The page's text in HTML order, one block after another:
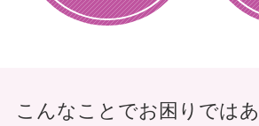
こんなことでお困りでは
手足のしびれ
でお悩みの方